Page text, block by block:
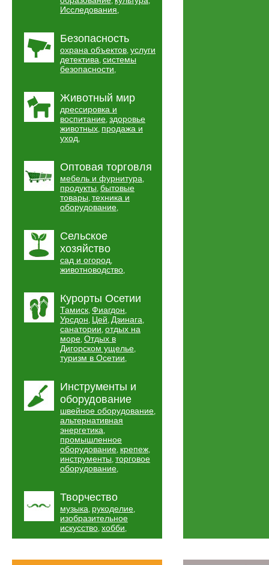
Исследования,
Безопасность
охрана объектов, услуги
детектива, системы
безопасности,
Животный мир
дрессировка и
воспитание, здоровье
животных, продажа и
уход,
Оптовая торговля
мебель и фурнитура,
продукты, бытовые
товары, техника и
оборудование,
Сельское
хозяйство
сад и огород,
животноводство,
Курорты Осетии
Тамиск, Фиагдон,
Урсдон, Цей, Дзинага,
санатории, отдых на
море, Отдых в
Дигорском ущелье,
туризм в Осетии,
Инструменты и
оборудование
швейное оборудование,
альтернативная
энергетика,
промышленное
оборудование, крепеж,
инструменты, торговое
оборудование,
Творчество
музыка, рукоделие,
изобразительное
искусство, хобби,